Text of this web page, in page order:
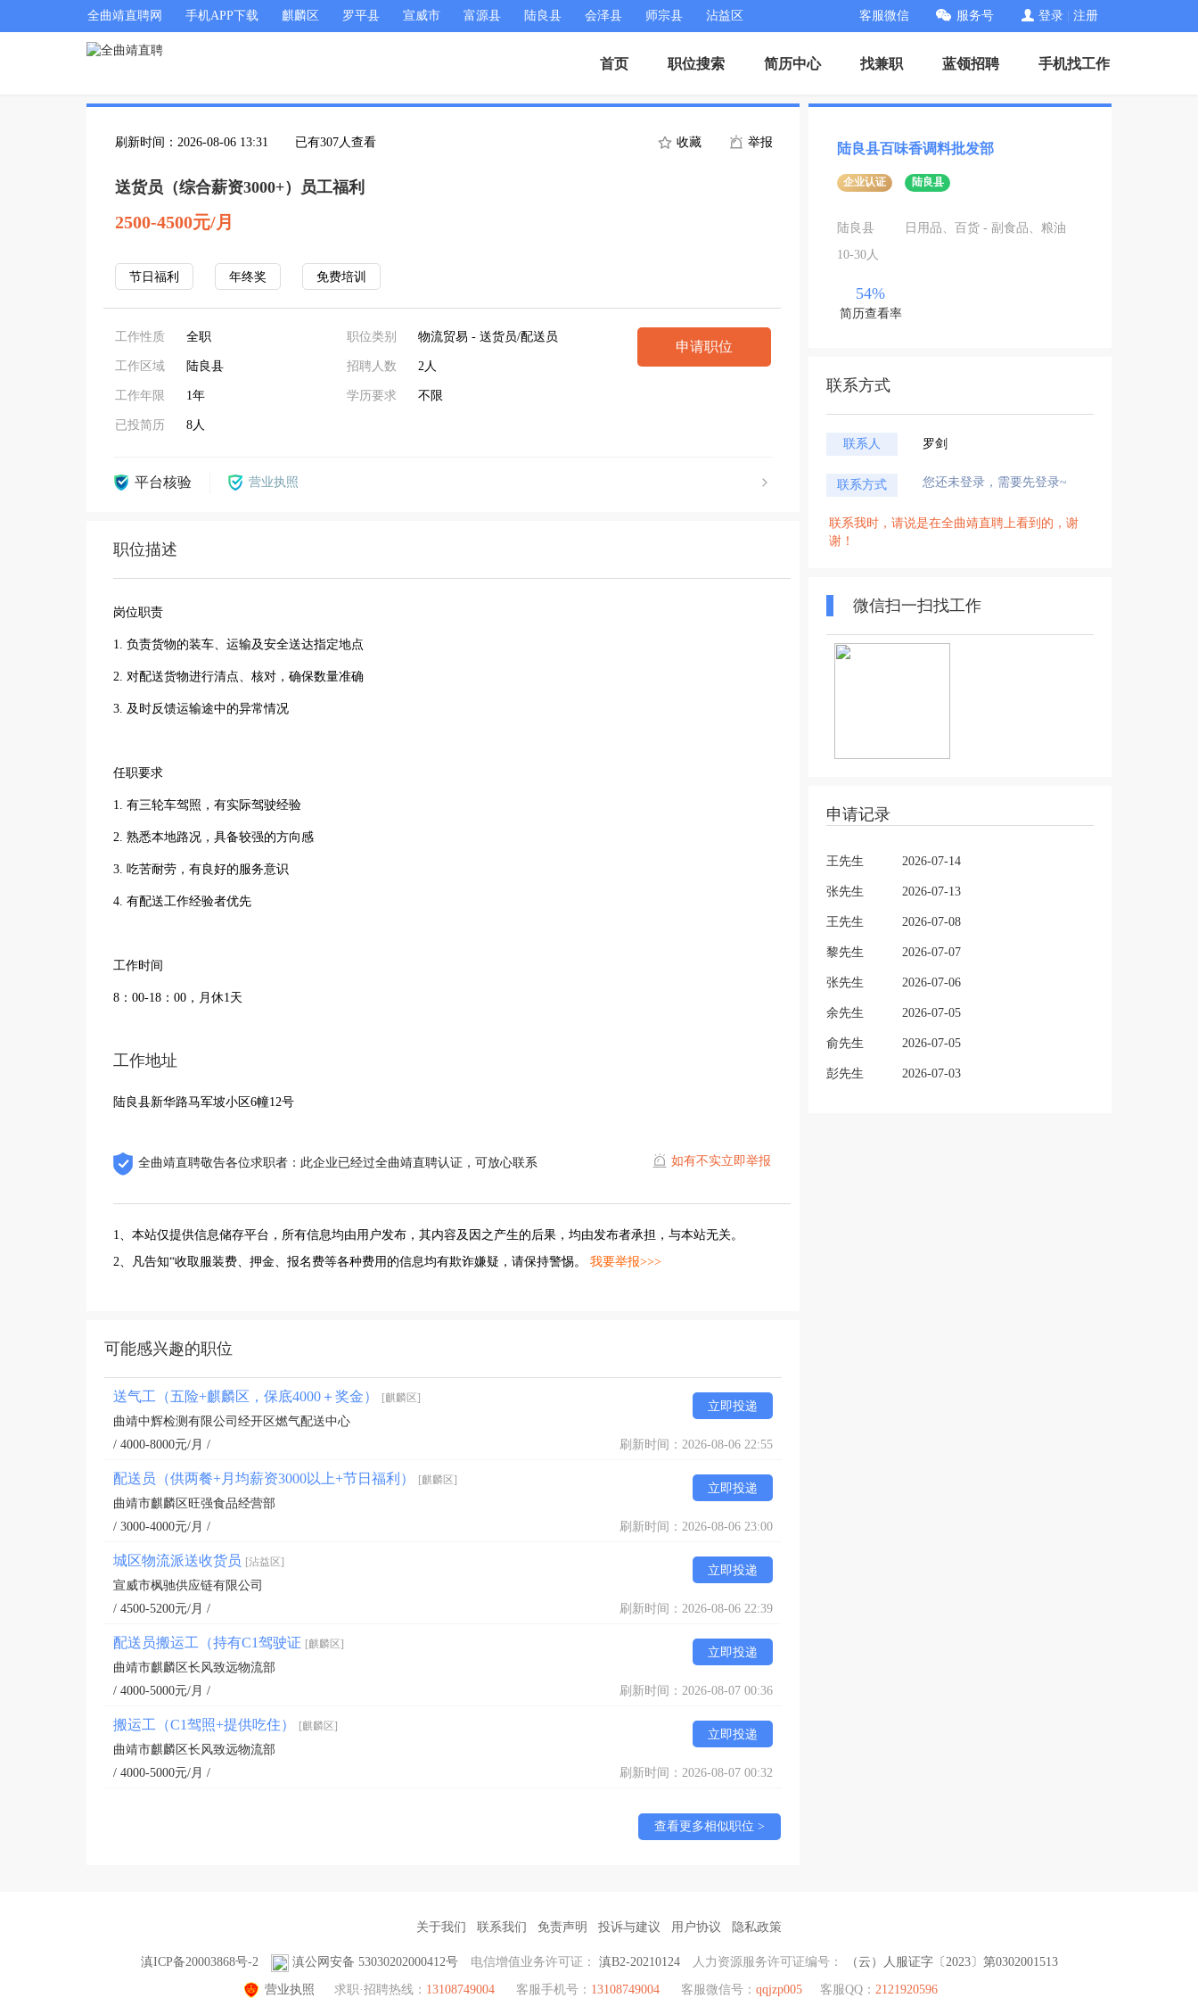
全曲靖直聘网 手机APP下载 麒麟区 罗平县 宣威市 富源县 陆良县 会泽县 师宗县 沾益区 客服微信 服务号 登录 注册
首页 职位搜索 简历中心 找兼职 蓝领招聘 手机找工作
刷新时间：2026-08-06 13:31 已有307人查看 收藏 举报
送货员（综合薪资3000+）员工福利
2500-4500元/月
节日福利 年终奖 免费培训
工作性质 全职
工作区域 陆良县
工作年限 1年
已投简历 8人
职位类别 物流贸易 - 送货员/配送员
招聘人数 2人
学历要求 不限
申请职位
平台核验 营业执照
职位描述
岗位职责
1. 负责货物的装车、运输及安全送达指定地点
2. 对配送货物进行清点、核对，确保数量准确
3. 及时反馈运输途中的异常情况
任职要求
1. 有三轮车驾照，有实际驾驶经验
2. 熟悉本地路况，具备较强的方向感
3. 吃苦耐劳，有良好的服务意识
4. 有配送工作经验者优先
工作时间
8：00-18：00，月休1天
工作地址
陆良县新华路马军坡小区6幢12号
全曲靖直聘敬告各位求职者：此企业已经过全曲靖直聘认证，可放心联系 如有不实立即举报
1、本站仅提供信息储存平台，所有信息均由用户发布，其内容及因之产生的后果，均由发布者承担，与本站无关。
2、凡告知“收取服装费、押金、报名费等各种费用的信息均有欺诈嫌疑，请保持警惕。 我要举报>>>
可能感兴趣的职位
送气工（五险+麒麟区，保底4000＋奖金） [麒麟区]
立即投递
曲靖中辉检测有限公司经开区燃气配送中心
/ 4000-8000元/月 /
刷新时间：2026-08-06 22:55
配送员（供两餐+月均薪资3000以上+节日福利） [麒麟区]
立即投递
曲靖市麒麟区旺强食品经营部
/ 3000-4000元/月 /
刷新时间：2026-08-06 23:00
城区物流派送收货员 [沾益区]
立即投递
宣威市枫驰供应链有限公司
/ 4500-5200元/月 /
刷新时间：2026-08-06 22:39
配送员搬运工（持有C1驾驶证 [麒麟区]
立即投递
曲靖市麒麟区长风致远物流部
/ 4000-5000元/月 /
刷新时间：2026-08-07 00:36
搬运工（C1驾照+提供吃住） [麒麟区]
立即投递
曲靖市麒麟区长风致远物流部
/ 4000-5000元/月 /
刷新时间：2026-08-07 00:32
查看更多相似职位 >
陆良县百味香调料批发部
企业认证 陆良县
陆良县
日用品、百货 - 副食品、粮油
10-30人
54%
简历查看率
联系方式
联系人 罗剑
联系方式 您还未登录，需要先登录~
联系我时，请说是在全曲靖直聘上看到的，谢
谢！
微信扫一扫找工作
申请记录
王先生 2026-07-14
张先生 2026-07-13
王先生 2026-07-08
黎先生 2026-07-07
张先生 2026-07-06
余先生 2026-07-05
俞先生 2026-07-05
彭先生 2026-07-03
关于我们 联系我们 免责声明 投诉与建议 用户协议 隐私政策
滇ICP备20003868号-2 滇公网安备 53030202000412号 电信增值业务许可证： 滇B2-20210124 人力资源服务许可证编号： （云）人服证字〔2023〕第0302001513
营业执照 求职·招聘热线： 13108749004 客服手机号： 13108749004 客服微信号： qqjzp005 客服QQ： 2121920596